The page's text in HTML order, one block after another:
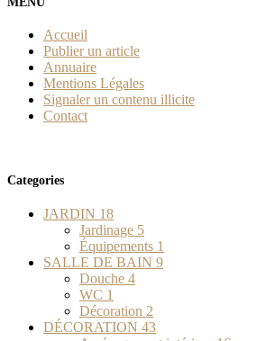
Accueil
Publier un article
Annuaire
Mentions Légales
Signaler un contenu illicite
Contact
Categories
JARDIN 18
Jardinage 5
Équipements 1
SALLE DE BAIN 9
Douche 4
WC 1
Décoration 2
DÉCORATION 43